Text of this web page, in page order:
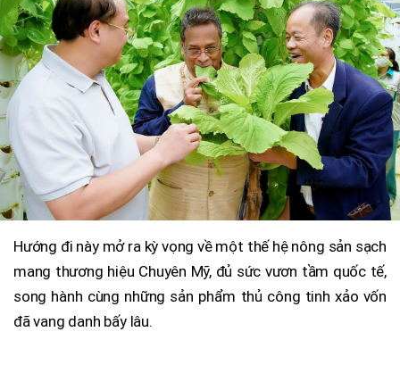
Hướng đi này mở ra kỳ vọng về một thế hệ nông sản sạch
mang thương hiệu Chuyên Mỹ, đủ sức vươn tầm quốc tế,
song hành cùng những sản phẩm thủ công tinh xảo vốn
đã vang danh bấy lâu.